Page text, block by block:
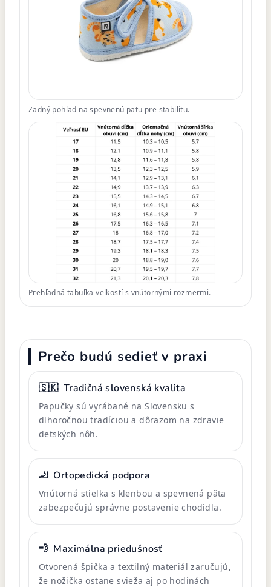
Zadný pohľad na spevnenú pätu pre stabilitu.
Prehľadná tabuľka veľkostí s vnútornými rozmermi.
Prečo budú sedieť v praxi
🇸🇰 Tradičná slovenská kvalita
Papučky sú vyrábané na Slovensku s
dlhoročnou tradíciou a dôrazom na zdravie
detských nôh.
🦶 Ortopedická podpora
Vnútorná stielka s klenbou a spevnená päta
zabezpečujú správne postavenie chodidla.
💨 Maximálna priedušnosť
Otvorená špička a textilný materiál zaručujú,
že nožička ostane svieža aj po hodinách